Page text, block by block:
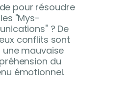
pour résoudre
les "Mys-
? De
conflits sont
une mauvaise
du
émotionnel.